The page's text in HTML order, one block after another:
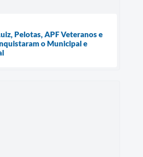
Pelotas, APF Veteranos e
o Municipal e